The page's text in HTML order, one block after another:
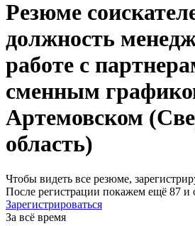
Резюме
должность
работе с
сменным
Артемовском
область)
Чтобы видеть все резюме,
После регистрации покажем ещё 87 и
Зарегистрироваться
За всё время